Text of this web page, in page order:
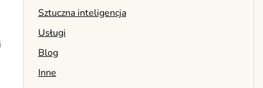
Sztuczna inteligencja
Usługi
Blog
Inne